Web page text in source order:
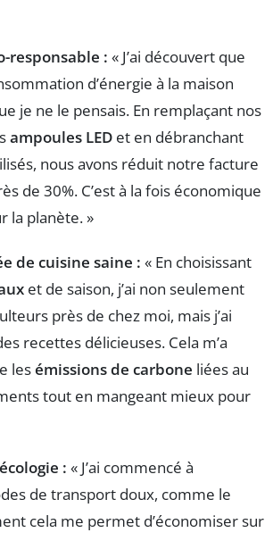
responsable : « J’ai découvert que
d’énergie à la maison
je ne le pensais. En remplaçant nos
ampoules LED et en débranchant
nous avons réduit notre facture
de 30%. C’est à la fois économique
la planète. »
de cuisine saine : « En choisissant
et de saison, j’ai non seulement
près de chez moi, mais j’ai
recettes délicieuses. Cela m’a
lesémissions de carbone liées au
tout en mangeant mieux pour
: « J’ai commencé à
de transport doux, comme le
cela me permet d’économiser sur